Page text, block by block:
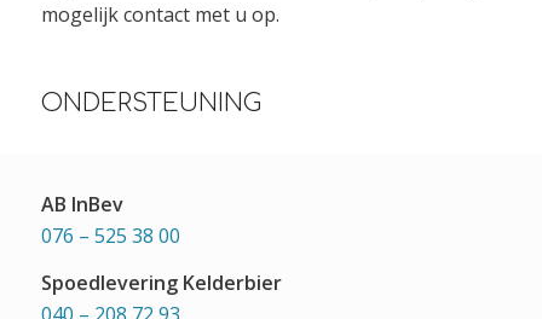
mogelijk contact met u op.
ONDERSTEUNING
AB InBev
076 – 525 38 00
Spoedlevering Kelderbier